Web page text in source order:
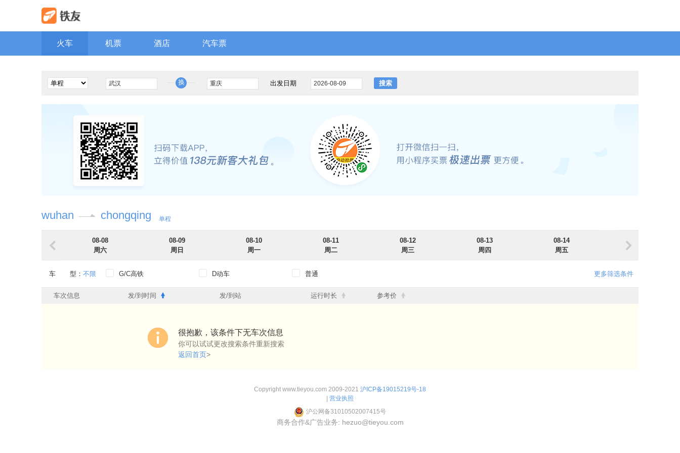
火车 机票 酒店 汽车票
换 出发日期 搜索
wuhan chongqing 单程
08-08
周六
08-09
周日
08-10
周一
08-11
周二
08-12
周三
08-13
周四
08-14
周五
车 型： 不限 G/C高铁 D动车 普通
出发时段： 0点-6点 6点-12点 12点-18点 18点-24点
更多筛选条件
车次信息 发/到时间 发/到站 运行时长 参考价
很抱歉，该条件下无车次信息
你可以试试更改搜索条件重新搜索
返回首页>
Copyright www.tieyou.com 2009-2021 沪ICP备19015219号-18
营业执照
沪公网备31010502007415号
商务合作&广告业务: hezuo@tieyou.com